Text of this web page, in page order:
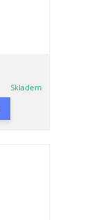
Skladem